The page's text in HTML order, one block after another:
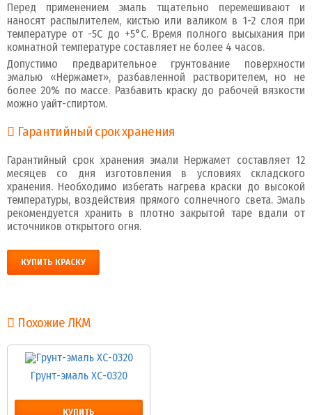
Перед применением эмаль тщательно перемешивают и
наносят распылителем, кистью или валиком в 1-2 слоя при
температуре от -5С до +5°C. Время полного высыхания при
комнатной температуре составляет не более 4 часов.
Допустимо предварительное грунтование поверхности
эмалью «Нержамет», разбавленной растворителем, но не
более 20% по массе. Разбавить краску до рабочей вязкости
можно уайт-спиртом.
Гарантийный срок хранения
Гарантийный срок хранения эмали Нержамет составляет 12
месяцев со дня изготовления в условиях складского
хранения. Необходимо избегать нагрева краски до высокой
температуры, воздействия прямого солнечного света. Эмаль
рекомендуется хранить в плотно закрытой таре вдали от
источников открытого огня.
КУПИТЬ КРАСКУ
Похожие ЛКМ
Грунт-эмаль ХС-0320
КУПИТЬ